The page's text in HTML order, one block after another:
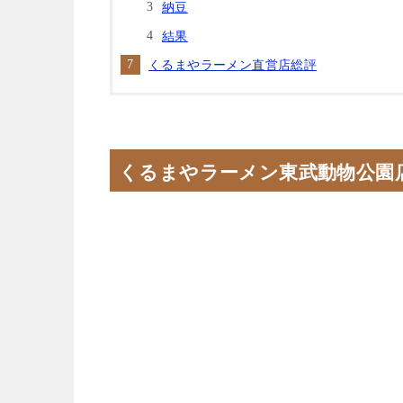
納豆
結果
くるまやラーメン直営店総評
くるまやラーメン東武動物公園